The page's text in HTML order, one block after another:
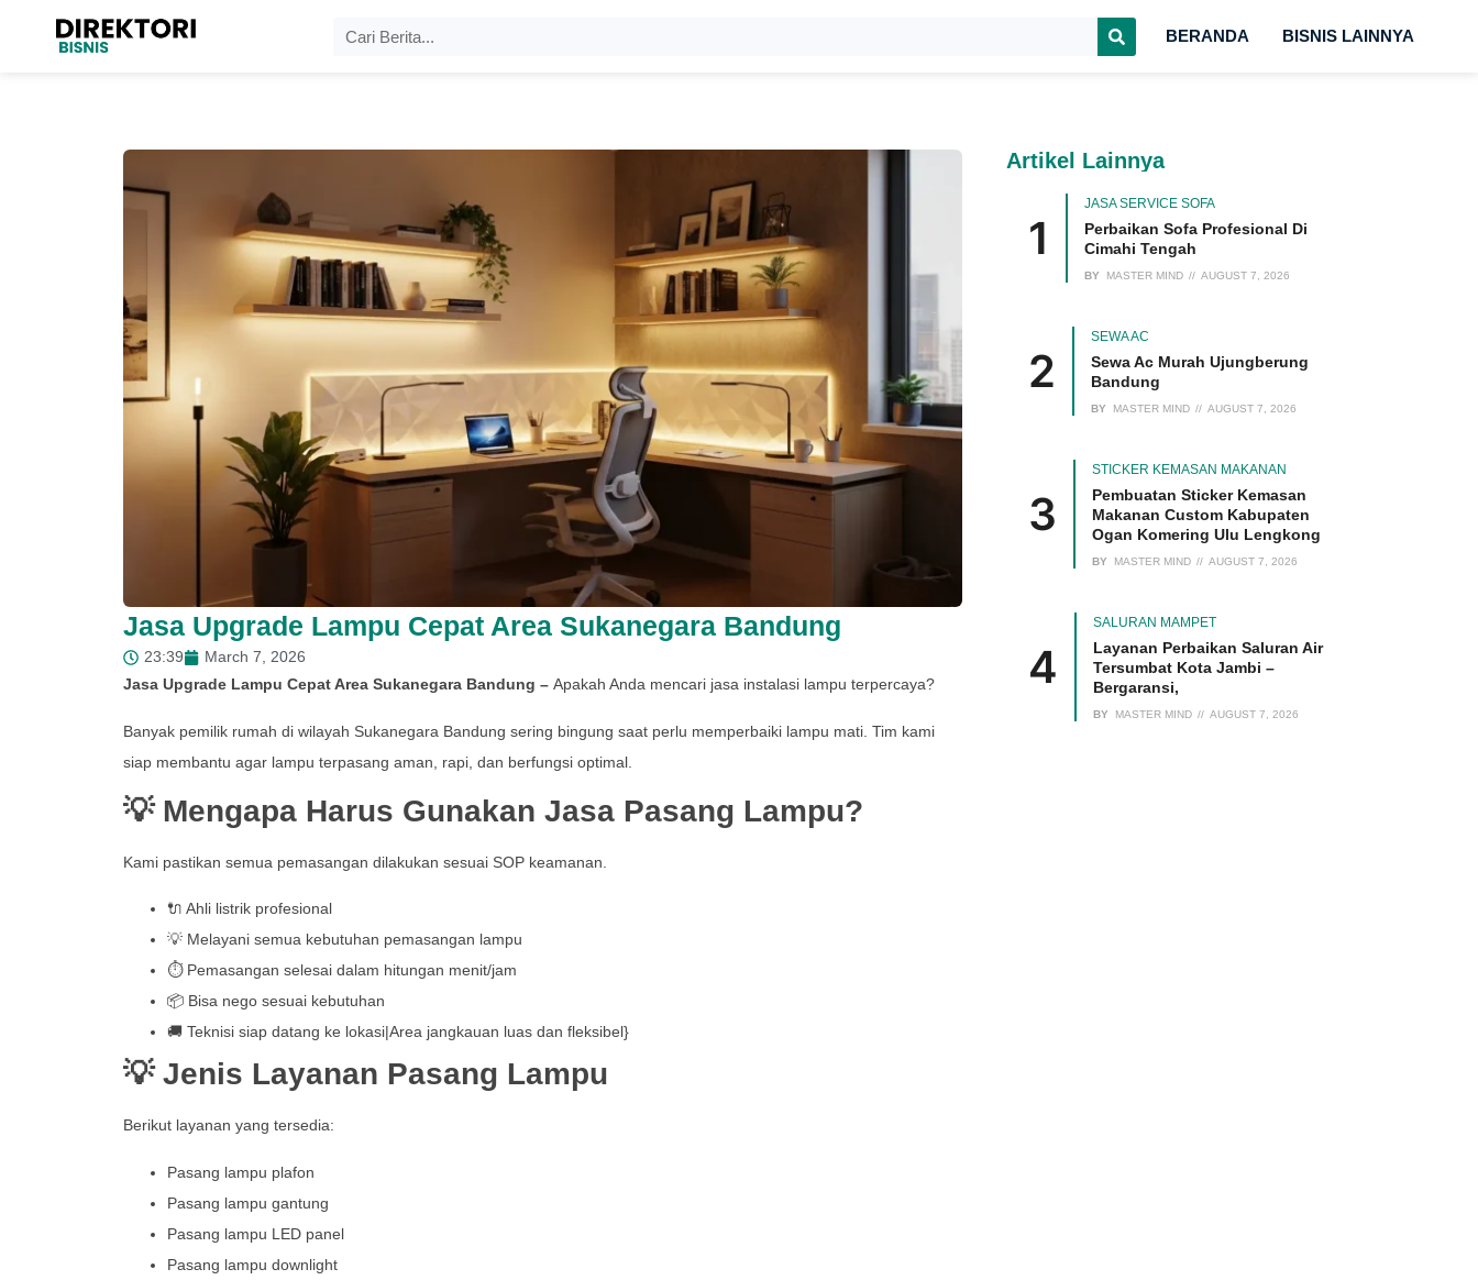
BERANDA BISNIS LAINNYA
Jasa Upgrade Lampu Cepat Area Sukanegara Bandung
23:39
March 7, 2026
Jasa Upgrade Lampu Cepat Area Sukanegara Bandung – Apakah Anda mencari jasa instalasi lampu terpercaya?
Banyak pemilik rumah di wilayah Sukanegara Bandung sering bingung saat perlu memperbaiki lampu mati. Tim kami
siap membantu agar lampu terpasang aman, rapi, dan berfungsi optimal.
💡 Mengapa Harus Gunakan Jasa Pasang Lampu?
Kami pastikan semua pemasangan dilakukan sesuai SOP keamanan.
🔌 Ahli listrik profesional
💡 Melayani semua kebutuhan pemasangan lampu
⏱️ Pemasangan selesai dalam hitungan menit/jam
📦 Bisa nego sesuai kebutuhan
🚚 Teknisi siap datang ke lokasi|Area jangkauan luas dan fleksibel}
💡 Jenis Layanan Pasang Lampu
Berikut layanan yang tersedia:
Pasang lampu plafon
Pasang lampu gantung
Pasang lampu LED panel
Pasang lampu downlight
Artikel Lainnya
JASA SERVICE SOFA
Perbaikan Sofa Profesional Di
Cimahi Tengah
BY MASTER MIND AUGUST 7, 2026
SEWA AC
Sewa Ac Murah Ujungberung
Bandung
BY MASTER MIND AUGUST 7, 2026
STICKER KEMASAN MAKANAN
Pembuatan Sticker Kemasan
Makanan Custom Kabupaten
Ogan Komering Ulu Lengkong
BY MASTER MIND AUGUST 7, 2026
SALURAN MAMPET
Layanan Perbaikan Saluran Air
Tersumbat Kota Jambi –
Bergaransi,
BY MASTER MIND AUGUST 7, 2026